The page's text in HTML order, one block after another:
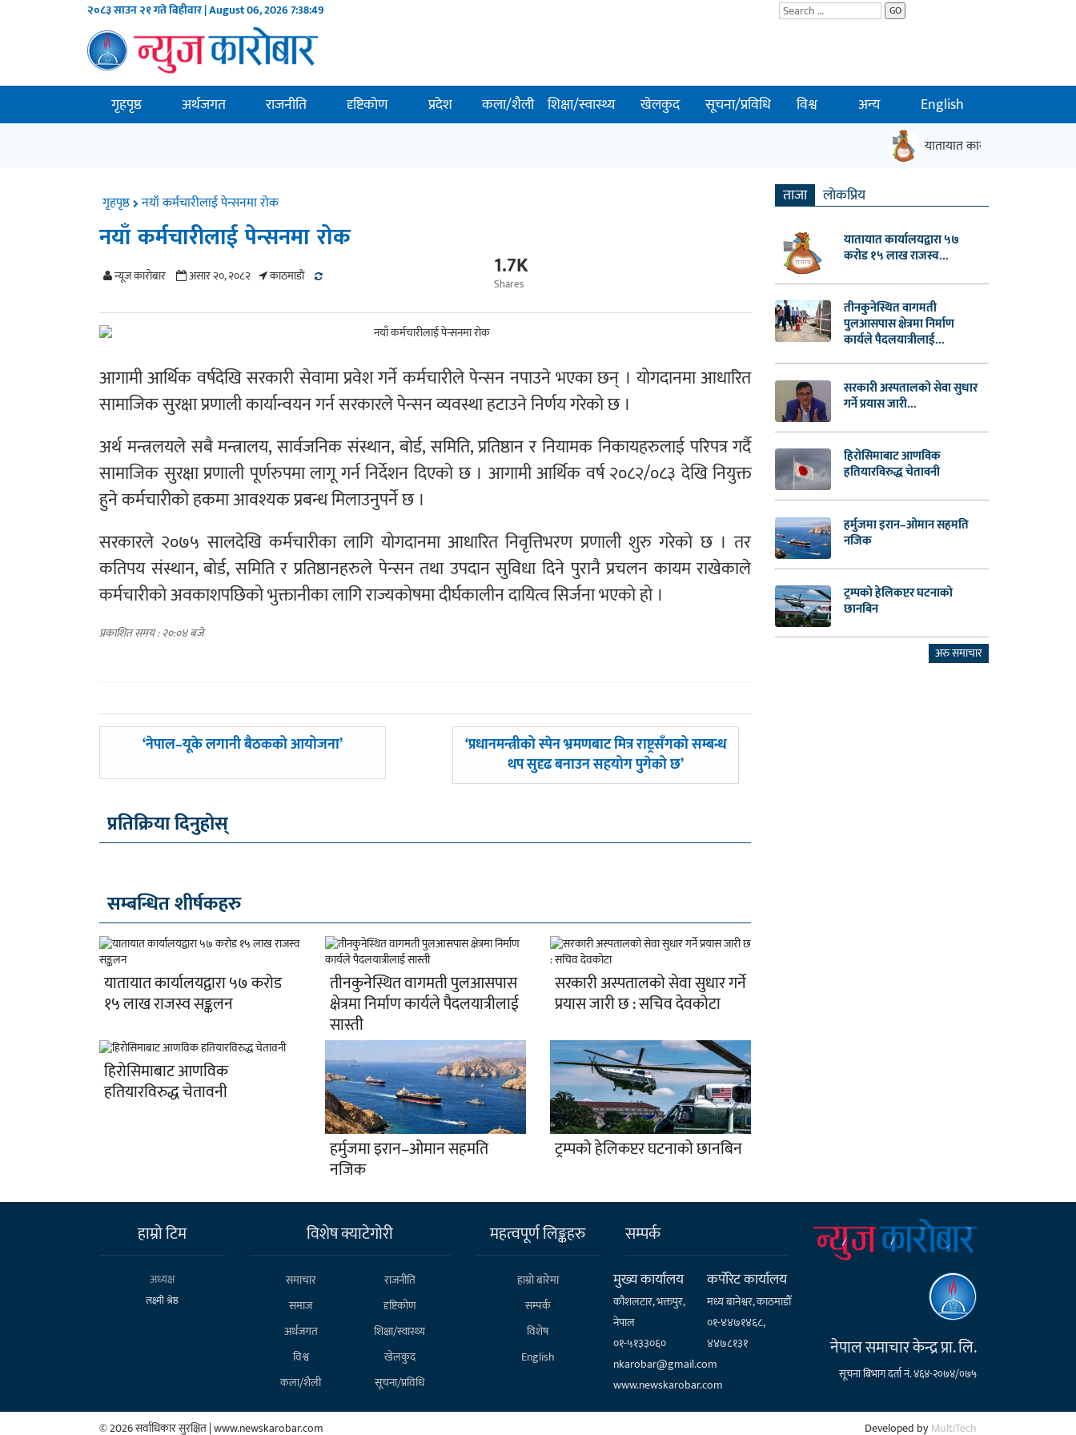
२०८३ साउन २१ गते बिहीवार | August 06, 20267:38:49 GO
गृहपृष्ठ अर्थजगत राजनीति दृष्टिकोण प्रदेश कला/शैली शिक्षा/स्वास्थ्य खेलकुद सूचना/प्रविधि विश्व अन्य English
यातायात कार्यालयद्वारा ५७
गृहपृष्ठ नयाँ कर्मचारीलाई पेन्सनमा रोक
नयाँ कर्मचारीलाई पेन्सनमा रोक
न्यूज काराेबार असार २०, २०८२ काठमाडाैं 1.7K
Shares
आगामी आर्थिक वर्षदेखि सरकारी सेवामा प्रवेश गर्ने कर्मचारीले पेन्सन नपाउने भएका छन् । योगदानमा आधारित
सामाजिक सुरक्षा प्रणाली कार्यान्वयन गर्न सरकारले पेन्सन व्यवस्था हटाउने निर्णय गरेको छ ।
अर्थ मन्त्रलयले सबै मन्त्रालय, सार्वजनिक संस्थान, बोर्ड, समिति, प्रतिष्ठान र नियामक निकायहरुलाई परिपत्र गर्दै
सामाजिक सुरक्षा प्रणाली पूर्णरुपमा लागू गर्न निर्देशन दिएको छ । आगामी आर्थिक वर्ष २०८२/०८३ देखि नियुक्त
हुने कर्मचारीको हकमा आवश्यक प्रबन्ध मिलाउनुपर्ने छ ।
सरकारले २०७५ सालदेखि कर्मचारीका लागि योगदानमा आधारित निवृत्तिभरण प्रणाली शुरु गरेको छ । तर
कतिपय संस्थान, बोर्ड, समिति र प्रतिष्ठानहरुले पेन्सन तथा उपदान सुविधा दिने पुरानै प्रचलन कायम राखेकाले
कर्मचारीको अवकाशपछिको भुक्तानीका लागि राज्यकोषमा दीर्घकालीन दायित्व सिर्जना भएको हो ।
प्रकाशित समय : २०:०४ बजे
पछिल्लाे
‘नेपाल–यूके लगानी बैठकको आयोजना’
अघिल्लाे
‘प्रधानमन्त्रीको स्पेन भ्रमणबाट मित्र राष्ट्रसँगको सम्बन्ध
थप सुदृढ बनाउन सहयोग पुगेको छ’
प्रतिक्रिया दिनुहोस्
सम्बन्धित शीर्षकहरु
यातायात कार्यालयद्वारा ५७ करोड
१५ लाख राजस्व सङ्कलन
तीनकुनेस्थित वागमती पुलआसपास
क्षेत्रमा निर्माण कार्यले पैदलयात्रीलाई
सास्ती
सरकारी अस्पतालको सेवा सुधार गर्ने
प्रयास जारी छ : सचिव देवकोटा
हिरोसिमाबाट आणविक
हतियारविरुद्ध चेतावनी
हर्मुजमा इरान–ओमान सहमति
नजिक
ट्रम्पको हेलिकप्टर घटनाको छानबिन
ताजा लाेकप्रिय
यातायात कार्यालयद्वारा ५७
करोड १५ लाख राजस्व...
तीनकुनेस्थित वागमती
पुलआसपास क्षेत्रमा निर्माण
कार्यले पैदलयात्रीलाई...
सरकारी अस्पतालको सेवा सुधार
गर्ने प्रयास जारी...
हिरोसिमाबाट आणविक
हतियारविरुद्ध चेतावनी
हर्मुजमा इरान–ओमान सहमति
नजिक
ट्रम्पको हेलिकप्टर घटनाको
छानबिन
अरु समाचार
हाम्राे टिम
अध्यक्ष
लक्ष्मी श्रेष्ठ
विशेष क्याटेगाेरी
समाचार
राजनीति
समाज
दृष्टिकोण
अर्थजगत
शिक्षा/स्वास्थ्य
विश्व
खेलकुद
कला/शैली
सूचना/प्रविधि
महत्वपूर्ण लिङ्कहरु
हाम्राे बारेमा
सम्पर्क
विशेष
English
सम्पर्क
मुख्य कार्यालय
कौशलटार, भक्तपुर,
नेपाल
०१-५१३३०६०
कर्पाेरेट कार्यालय
मध्य बानेश्वर, काठमाडौँ
०१-४४७१४६८,
४४७८१३१
nkarobar@gmail.com
www.newskarobar.com
नेपाल समाचार केन्द्र प्रा. लि.
सूचना बिभाग दर्ता नं. ४६४-२०७४/०७५
© 2026 सर्वाधिकार सुरक्षित | www.newskarobar.com Developed byMultiTech